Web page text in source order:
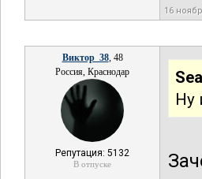
16
Виктор_38, 48
Россия, Краснодар
Репутация: 5132
В отпуске
Ну